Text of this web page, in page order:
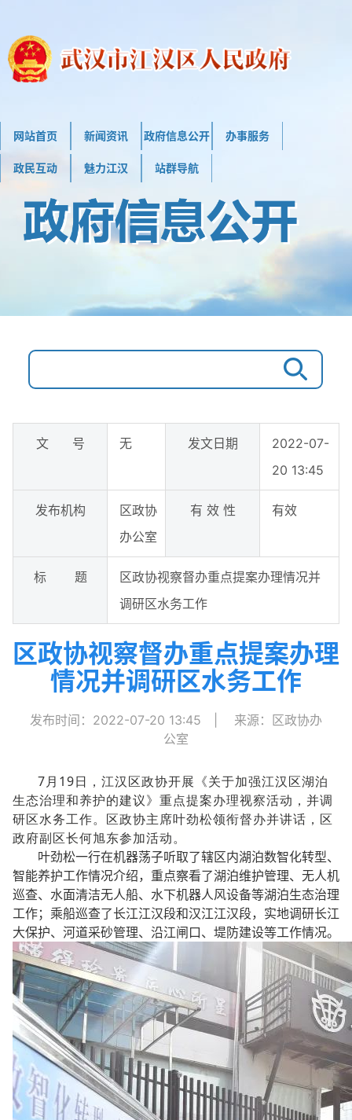
网站首页 新闻资讯 政府信息公开 办事服务
政民互动 魅力江汉 站群导航
文 号 无 发文日期
2022-07-
20 13:45
发布机构
区政协
办公室
有 效 性 有效
标 题
区政协视察督办重点提案办理情况并
调研区水务工作
区政协视察督办重点提案办理
情况并调研区水务工作
发布时间：2022-07-20 13:45
来源：区政协办
公室
7月19日，江汉区政协开展《关于加强江汉区湖泊
生态治理和养护的建议》重点提案办理视察活动，并调
研区水务工作。区政协主席叶劲松领衔督办并讲话，区
政府副区长何旭东参加活动。
叶劲松一行在机器荡子听取了辖区内湖泊数智化转型、
智能养护工作情况介绍，重点察看了湖泊维护管理、无人机
巡查、水面清洁无人船、水下机器人风设备等湖泊生态治理
工作；乘船巡查了长江江汉段和汉江江汉段，实地调研长江
大保护、河道采砂管理、沿江闸口、堤防建设等工作情况。